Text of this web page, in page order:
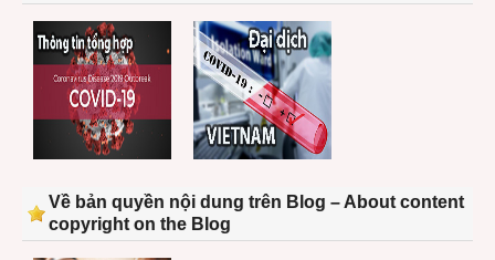
Về bản quyền nội dung trên Blog – About content
copyright on the Blog